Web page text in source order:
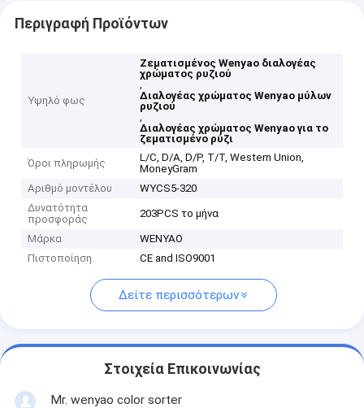
Περιγραφή Προϊόντων
Υψηλό φως
Ζεματισμένος Wenyao διαλογέας
χρώματος ρυζιού
,
Διαλογέας χρώματος Wenyao μύλων
ρυζιού
,
Διαλογέας χρώματος Wenyao για το
ζεματισμένο ρύζι
Όροι πληρωμής
L/C, D/A, D/P, T/T, Western Union,
MoneyGram
Αριθμό μοντέλου
WYCS5-320
Δυνατότητα
προσφοράς
203PCS το μήνα
Μάρκα
WENYAO
Πιστοποίηση
CE and ISO9001
Δείτε περισσότερων
Στοιχεία Επικοινωνίας
Mr. wenyao color sorter